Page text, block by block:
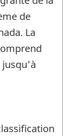
de
La
jusqu'à